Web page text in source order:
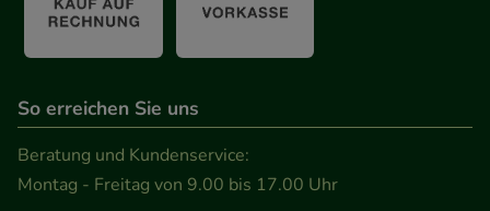
So erreichen Sie uns
Beratung und Kundenservice:
Montag - Freitag von 9.00 bis 17.00 Uhr